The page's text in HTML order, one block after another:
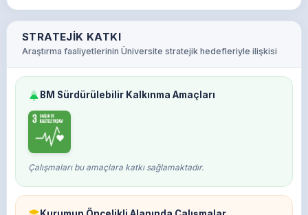
STRATEJIK KATKI
Araştırma faaliyetlerinin Üniversite stratejik hedefleriyle ilişkisi
BM Sürdürülebilir Kalkınma Amaçları
Çalışmaları bu amaçlara katkı sağlamaktadır.